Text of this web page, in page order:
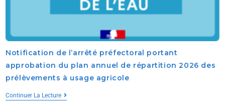
Notification de l’arrêté préfectoral portant
approbation du plan annuel de répartition 2026 des
prélèvements à usage agricole
Continuer La Lecture